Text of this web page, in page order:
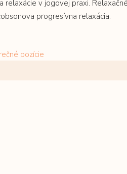
relaxácie v jogovej praxi.
progresívna relaxácia.
pozície